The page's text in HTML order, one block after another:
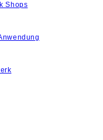
Shops